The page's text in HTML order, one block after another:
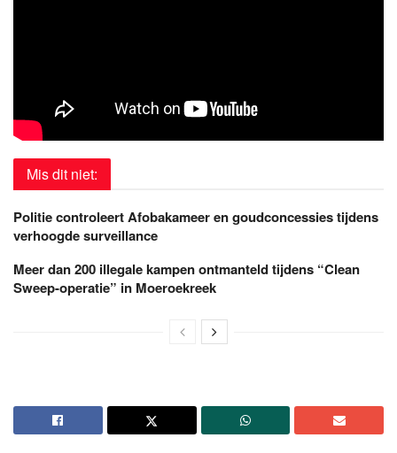
Mis dit niet:
Politie controleert Afobakameer en goudconcessies tijdens
verhoogde surveillance
Meer dan 200 illegale kampen ontmanteld tijdens “Clean
Sweep-operatie” in Moeroekreek